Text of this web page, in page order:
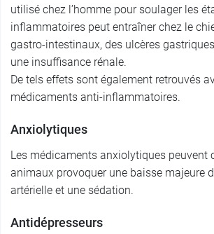
utilisé chez l’homme pour soulager les
inflammatoires peut entraîner chez le
gastro-intestinaux, des ulcères
une insuffisance rénale.
De tels effets sont également retrouvés
médicaments anti-inflammatoires.
Anxiolytiques
Les médicaments anxiolytiques peuvent
animaux provoquer une baisse majeure
artérielle et une sédation.
Antidépresseurs